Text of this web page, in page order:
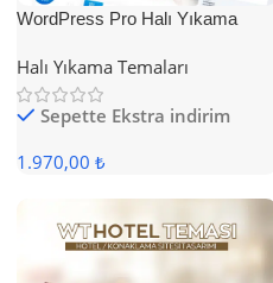
WordPress Pro Halı Yıkama
Halı Yıkama Temaları
Sepette Ekstra indirim
1.970,00 ₺